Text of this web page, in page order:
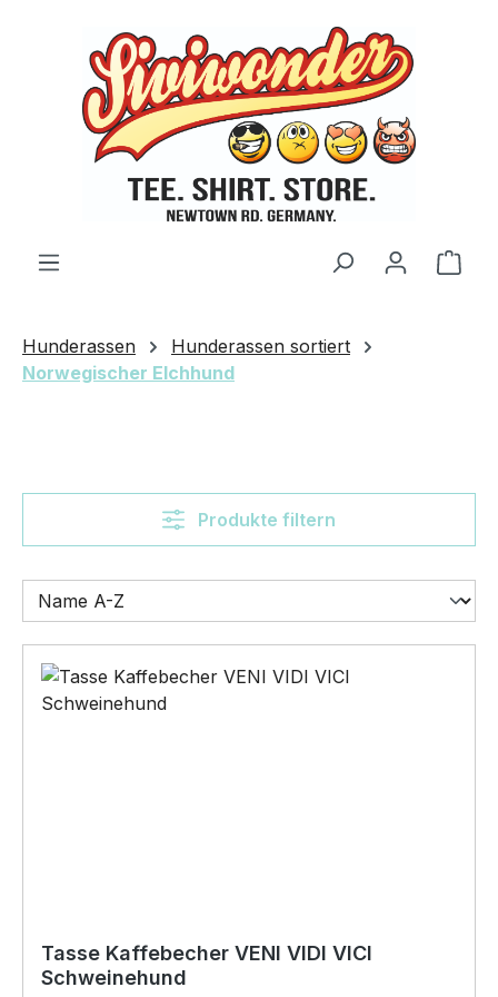
Hunderassen
Hunderassen sortiert
Norwegischer Elchhund
Produkte filtern
Tasse Kaffebecher VENI VIDI VICI
Schweinehund